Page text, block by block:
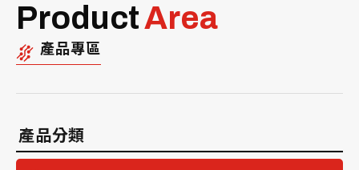
ProductArea
產品專區
產品分類